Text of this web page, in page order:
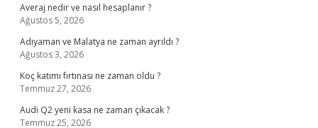
Averaj nedir ve nasıl hesaplanır ?
Ağustos 5, 2026
Adıyaman ve Malatya ne zaman ayrıldı ?
Ağustos 3, 2026
Koç katımı fırtınası ne zaman oldu ?
Temmuz 27, 2026
Audi Q2 yeni kasa ne zaman çıkacak ?
Temmuz 25, 2026